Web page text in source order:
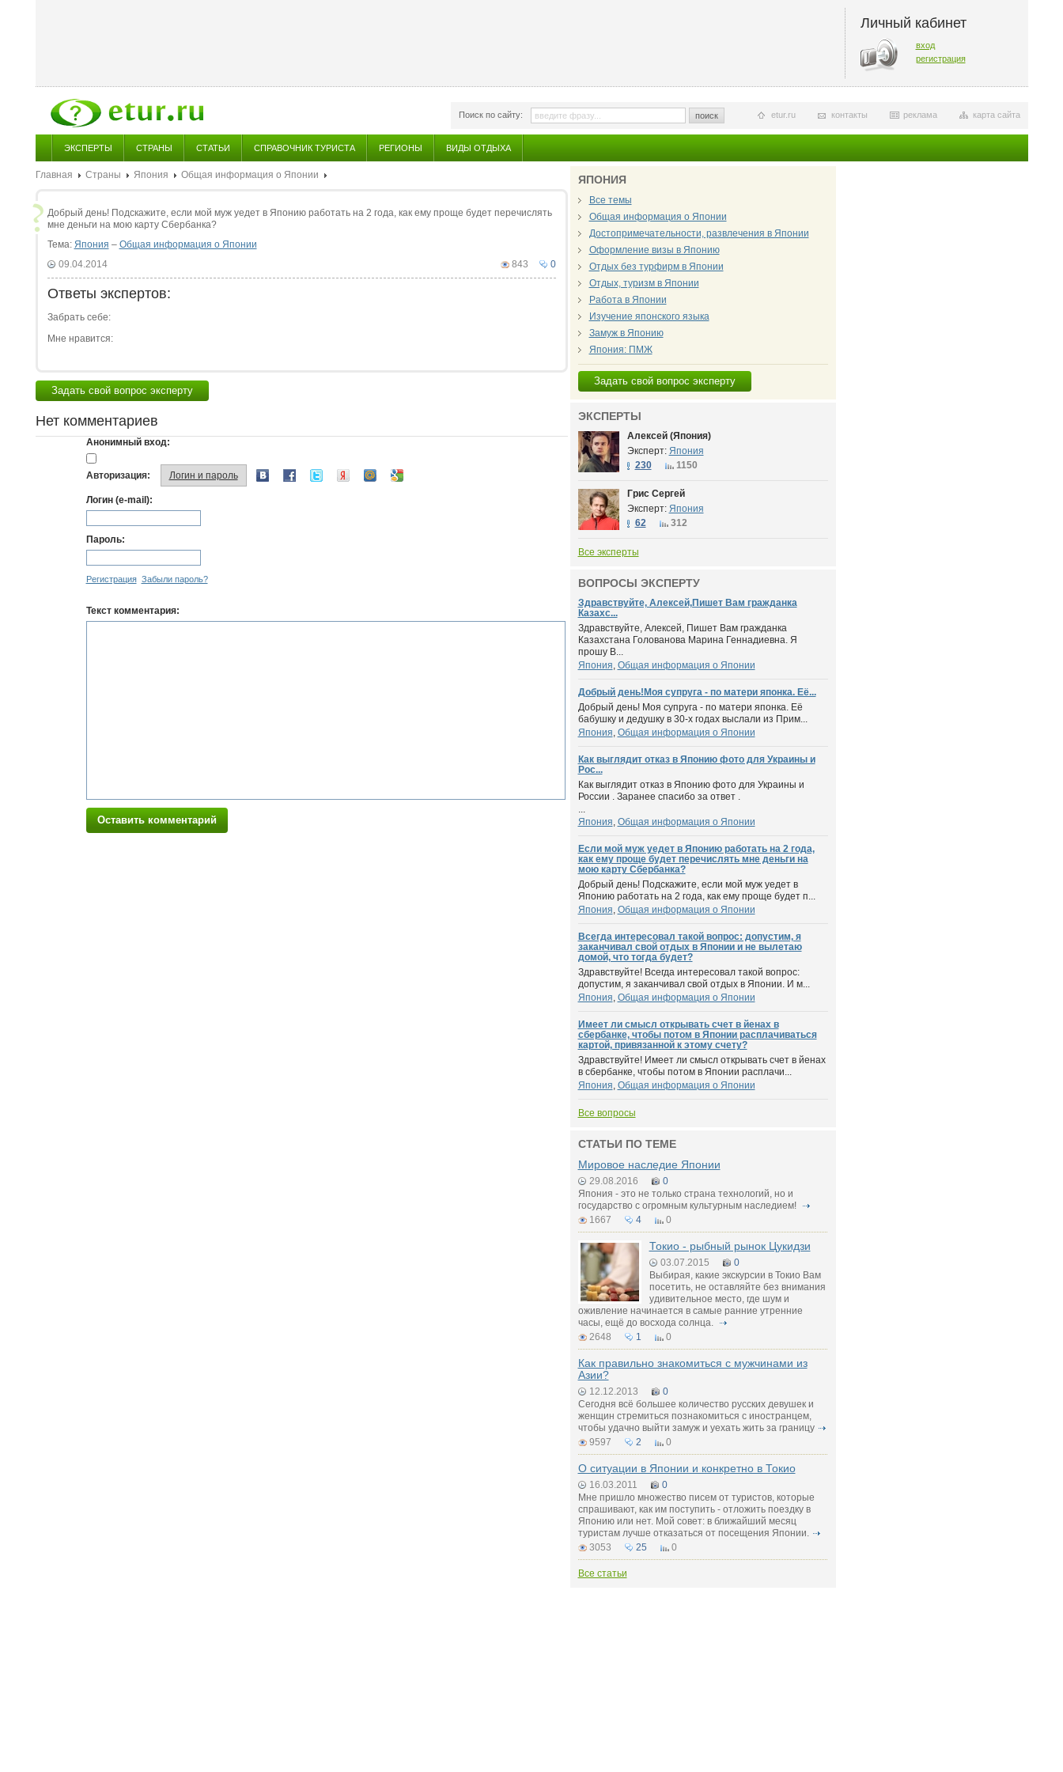
Личный кабинет
вход
регистрация
Поиск по сайту: поиск карта сайта
реклама
контакты
etur.ru
ЭКСПЕРТЫ СТРАНЫ СТАТЬИ СПРАВОЧНИК ТУРИСТА РЕГИОНЫ ВИДЫ ОТДЫХА
Главная Страны Япония Общая информация о Японии
Добрый день! Подскажите, если мой муж уедет в Японию работать на 2 года, как ему проще будет перечислять
мне деньги на мою карту Сбербанка?
Тема: Япония – Общая информация о Японии
0
843
09.04.2014
Ответы экспертов:
Забрать себе:
Мне нравится:
Задать свой вопрос эксперту
Нет комментариев
Анонимный вход:
Авторизация: Логин и пароль
Логин (e-mail):
Пароль:
Регистрация Забыли пароль?
Текст комментария:
Оставить комментарий
ЯПОНИЯ
Все темы
Общая информация о Японии
Достопримечательности, развлечения в Японии
Оформление визы в Японию
Отдых без турфирм в Японии
Отдых, туризм в Японии
Работа в Японии
Изучение японского языка
Замуж в Японию
Япония: ПМЖ
Задать свой вопрос эксперту
ЭКСПЕРТЫ
Алексей (Япония)
Эксперт: Япония
230
1150
Грис Сергей
Эксперт: Япония
62
312
Все эксперты
ВОПРОСЫ ЭКСПЕРТУ
Здравствуйте, Алексей,Пишет Вам гражданка
Казахс...
Здравствуйте, Алексей, Пишет Вам гражданка
Казахстана Голованова Марина Геннадиевна. Я
прошу В...
Япония, Общая информация о Японии
Добрый день!Моя супруга - по матери японка. Её...
Добрый день! Моя супруга - по матери японка. Её
бабушку и дедушку в 30-х годах выслали из Прим...
Япония, Общая информация о Японии
Как выглядит отказ в Японию фото для Украины и
Рос...
Как выглядит отказ в Японию фото для Украины и
России . Заранее спасибо за ответ .
...
Япония, Общая информация о Японии
Если мой муж уедет в Японию работать на 2 года,
как ему проще будет перечислять мне деньги на
мою карту Сбербанка?
Добрый день! Подскажите, если мой муж уедет в
Японию работать на 2 года, как ему проще будет п...
Япония, Общая информация о Японии
Всегда интересовал такой вопрос: допустим, я
заканчивал свой отдых в Японии и не вылетаю
домой, что тогда будет?
Здравствуйте! Всегда интересовал такой вопрос:
допустим, я заканчивал свой отдых в Японии. И м...
Япония, Общая информация о Японии
Имеет ли смысл открывать счет в йенах в
сбербанке, чтобы потом в Японии расплачиваться
картой, привязанной к этому счету?
Здравствуйте! Имеет ли смысл открывать счет в йенах
в сбербанке, чтобы потом в Японии расплачи...
Япония, Общая информация о Японии
Все вопросы
СТАТЬИ ПО ТЕМЕ
Мировое наследие Японии
29.08.2016
0
Япония - это не только страна технологий, но и
государство с огромным культурным наследием!
1667
4 0
Токио - рыбный рынок Цукидзи
03.07.2015
0
Выбирая, какие экскурсии в Токио Вам
посетить, не оставляйте без внимания
удивительное место, где шум и
оживление начинается в самые ранние утренние
часы, ещё до восхода солнца.
2648
1 0
Как правильно знакомиться с мужчинами из
Азии?
12.12.2013
0
Сегодня всё большее количество русских девушек и
женщин стремиться познакомиться с иностранцем,
чтобы удачно выйти замуж и уехать жить за границу
9597
2 0
О ситуации в Японии и конкретно в Токио
16.03.2011
0
Мне пришло множество писем от туристов, которые
спрашивают, как им поступить - отложить поездку в
Японию или нет. Мой совет: в ближайший месяц
туристам лучше отказаться от посещения Японии.
3053
25 0
Все статьи